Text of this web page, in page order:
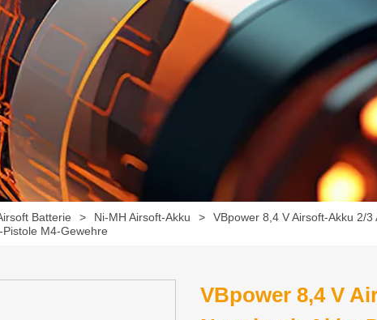
Batterie > Ni-MH Airsoft-Akku >
VBpower 8,4 V Airsoft-Akku 2/
M4-Gewehre
VBpower 8,4 V